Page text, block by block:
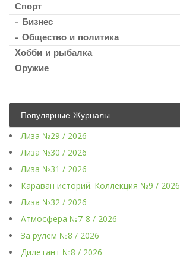
Спорт
- Бизнес
- Общество и политика
Хобби и рыбалка
Оружие
Популярные Журналы
Лиза №29 / 2026
Лиза №30 / 2026
Лиза №31 / 2026
Караван историй. Коллекция №9 / 2026
Лиза №32 / 2026
Атмосфера №7-8 / 2026
За рулем №8 / 2026
Дилетант №8 / 2026